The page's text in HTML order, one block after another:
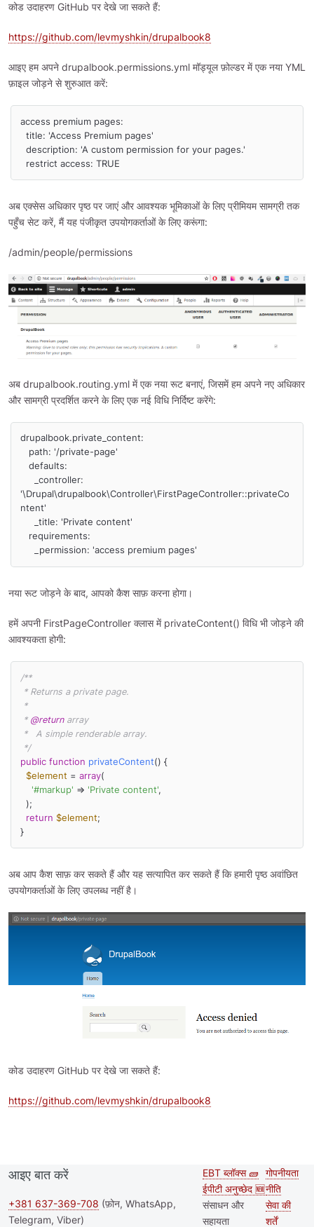
कोड उदाहरण GitHub पर देखे जा सकते हैं:
https://github.com/levmyshkin/drupalbook8
आइए हम अपने drupalbook.permissions.yml मॉड्यूल फ़ोल्डर में एक नया YML
फ़ाइल जोड़ने से शुरुआत करें:
access premium pages:
  restrict access: TRUE
अब एक्सेस अधिकार पृष्ठ पर जाएं और आवश्यक भूमिकाओं के लिए प्रीमियम सामग्री तक
पहुँच सेट करें, मैं यह पंजीकृत उपयोगकर्ताओं के लिए करूंगा:
/admin/people/permissions
अब drupalbook.routing.yml में एक नया रूट बनाएं, जिसमें हम अपने नए अधिकार
और सामग्री प्रदर्शित करने के लिए एक नई विधि निर्दिष्ट करेंगे:
drupalbook.private_content:
'\Drupal\drupalbook\Controller\FirstPageController::privateCo
ntent'
     _permission: 'access premium pages'
नया रूट जोड़ने के बाद, आपको कैश साफ़ करना होगा।
हमें अपनी FirstPageController क्लास में privateContent() विधि भी जोड़ने की
आवश्यकता होगी:
/**
* @return array
*/
public function privateContent() {
$element = array(
'#markup' => 'Private content',
return $element;
}
अब आप कैश साफ़ कर सकते हैं और यह सत्यापित कर सकते हैं कि हमारी पृष्ठ अवांछित
उपयोगकर्ताओं के लिए उपलब्ध नहीं है।
कोड उदाहरण GitHub पर देखे जा सकते हैं:
https://github.com/levmyshkin/drupalbook8
आइए बात करें
+381 637-369-708 (फ़ोन, WhatsApp,
Telegram, Viber)
Second
footer
EBT ब्लॉक्स 🧱
ईपीटी अनुच्छेद 🆕
संसाधन और
सहायता
गोपनीयता
नीति
सेवा की
शर्तें